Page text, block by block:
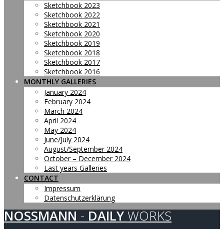
Sketchbook 2023
Sketchbook 2022
Sketchbook 2021
Sketchbook 2020
Sketchbook 2019
Sketchbook 2018
Sketchbook 2017
Sketchbook 2016
MONTHLY GALLERIES
January 2024
February 2024
March 2024
April 2024
May 2024
June/July 2024
August/September 2024
October – December 2024
Last years Galleries
CONTACT
Impressum
Datenschutzerklärung
NOSSMANN - DAILY WORKS